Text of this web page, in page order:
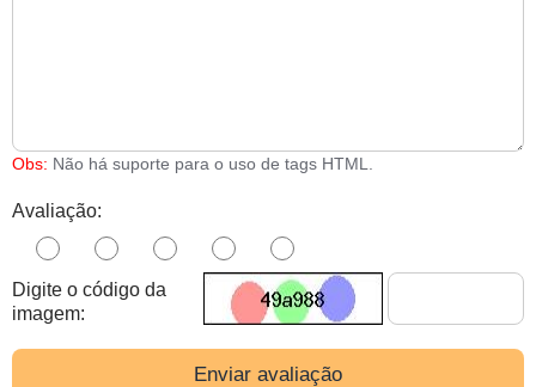
Obs: Não há suporte para o uso de tags HTML.
Avaliação:
Digite o código da
imagem:
Enviar avaliação